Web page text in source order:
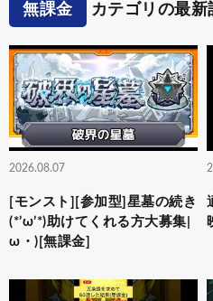
無課金 カテゴリの最新
2026.08.07
[モンスト][参加型]星墓の続き
(*’ω’*)助けてくれる方大募集|
ω・)[無課金]